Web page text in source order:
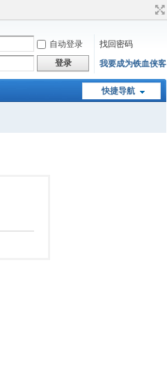
自动登录
找回密码
登录 我要成为铁血侠客
快捷导航